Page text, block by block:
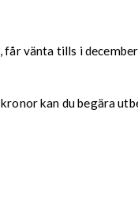
vänta tills i
kan du begära